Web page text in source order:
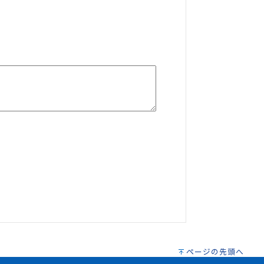
ページの先頭へ